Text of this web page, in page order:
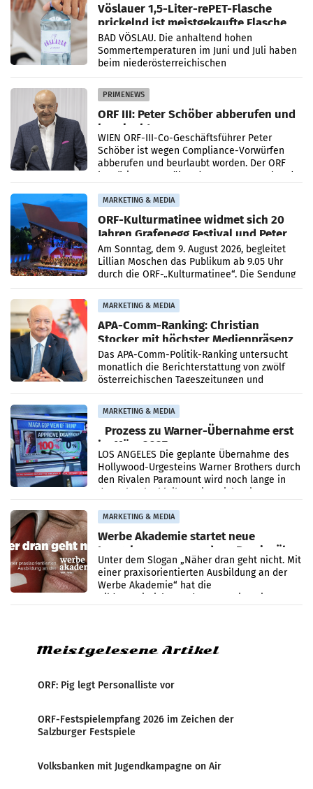
Vöslauer 1,5-Liter-rePET-Flasche
prickelnd ist meistgekaufte Flasche
Österreichs
BAD VÖSLAU. Die anhaltend hohen
Sommertemperaturen im Juni und Juli haben
beim niederösterreichischen
Getränkehersteller Vöslauer zu deutlichen
Absatzzuwächsen geführt. Während
PRIMENEWS
ORF III: Peter Schöber abberufen und
beurlaubt
WIEN ORF-III-Co-Geschäftsführer Peter
Schöber ist wegen Compliance-Vorwürfen
abberufen und beurlaubt worden. Der ORF
bestätigte gegenüber der APA entsprechende
MARKETING & MEDIA
ORF-Kulturmatinee widmet sich 20
Jahren Grafenegg Festival und Peter
Simonischek
Am Sonntag, dem 9. August 2026, begleitet
Lillian Moschen das Publikum ab 9.05 Uhr
durch die ORF-„Kulturmatinee“. Die Sendung
startet mit der Dokumentation „20 Jahre
Grafenegg
MARKETING & MEDIA
APA-Comm-Ranking: Christian
Stocker mit höchster Medienpräsenz
im Juli
Das APA-Comm-Politik-Ranking untersucht
monatlich die Berichterstattung von zwölf
österreichischen Tageszeitungen und
analysiert, welche Politikerinnen und
Politiker Österreichs die
MARKETING & MEDIA
Prozess zu Warner-Übernahme erst
im März 2027
LOS ANGELES Die geplante Übernahme des
Hollywood-Urgesteins Warner Brothers durch
den Rivalen Paramount wird noch lange in
der Schwebe bleiben. Eine Richterin setzte
MARKETING & MEDIA
Werbe Akademie startet neue
Imagekampagne rund um Praxisnähe
Unter dem Slogan „Näher dran geht nicht. Mit
einer praxisorientierten Ausbildung an der
Werbe Akademie“ hat die
Bildungseinrichtung des WIFI Wien eine neue
Meistgelesene Artikel
ORF: Pig legt Personalliste vor
ORF-Festspielempfang 2026 im Zeichen der
Salzburger Festspiele
Volksbanken mit Jugendkampagne on Air